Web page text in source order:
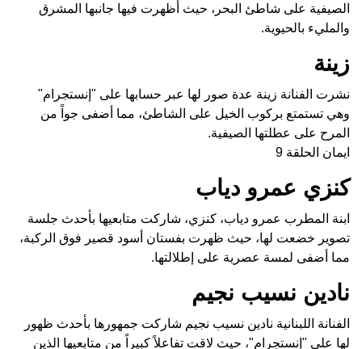
الصيفية على شاطئ البحر، حيث أظهرت فيها جانبها المشرق
والمليء بالحيوية.
زينة
نشرت الفنانة زينة عدة صور لها عبر حسابها على "إنستجرام"
وهي تستمتع بركوب الخيل على الشاطئ، مما أضفى جواً من
المرح على عطلتها الصيفية.
ايمان الحلقة 9
كنزي عمرو دياب
ابنة المطرب عمرو دياب، كنزي، شاركت متابعيها بأحدث جلسة
تصوير خضعت لها، حيث ظهرت بفستان أسود قصير فوق الركبة،
مما أضفى لمسة عصرية على إطلالتها.
نادين نسيب نجيم
الفنانة اللبنانية نادين نسيب نجيم شاركت جمهورها بأحدث ظهور
لها على "إنستجرام"، حيث لاقت تفاعلاً كبيراً من متابعيها الذين